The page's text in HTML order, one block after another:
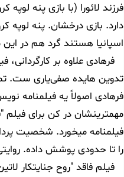
فرزند لائورا (با بازی پنه
دارد. بازی درخشان. پنه لوپه
اسپانیا هستند گرد هم در
فرهادی علاوه بر
تدوین هایده صفی‌یاری ست.
فرهادی اصولاً یه فیلمنامه
مهمترینشان در کن برای فیلم
فیلمنامه میخورد. شخصیت
را تا حدودی پوشش داده.
فیلم فاقد "روح جنایتکار